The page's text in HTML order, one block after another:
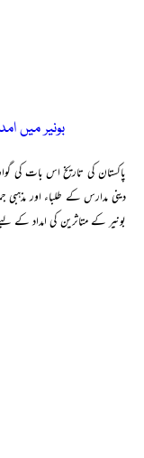
بونیر میں
پاکستان کی تاریخ اس بات کی
دینی مدارس کے طلباء اور
بونیر کے متاثرین کی امداد کے